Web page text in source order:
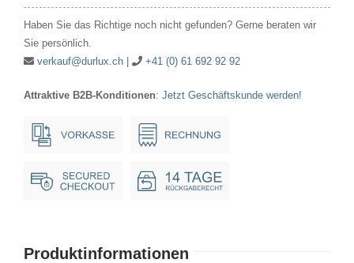
Ba15d
Menge
Haben Sie das Richtige noch nicht gefunden? Gerne beraten wir
Sie persönlich.
verkauf@durlux.ch| +41 (0) 61 692 92 92
Attraktive B2B-Konditionen: Jetzt Geschäftskunde werden!
Produktinformationen